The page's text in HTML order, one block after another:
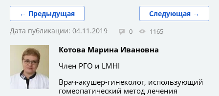
← Предыдущая
Следующая →
Дата публикации: 04.11.2019
0 1165
Котова Марина Ивановна
Член РГО и LMHI
Врач-акушер-гинеколог, использующий
гомеопатический метод лечения